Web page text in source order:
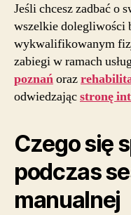
Jeśli chcesz zadbać o
wszelkie dolegliwości
wykwalifikowanym
zabiegi w ramach
poznańoraz
odwiedzającstronę
Czego się
podczas
manualnej